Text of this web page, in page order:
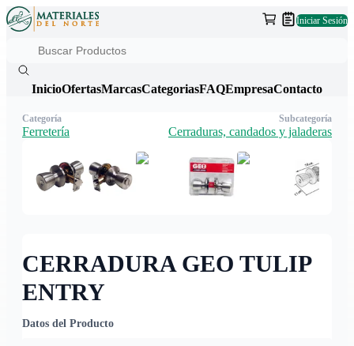
Iniciar Sesión
InicioOfertasMarcasCategoriasFAQEmpresaContacto
CERRADURA GEO TULIP
ENTRY
Datos del Producto
Categoría
Ferretería
Subcategoría
Cerraduras, candados y jaladeras